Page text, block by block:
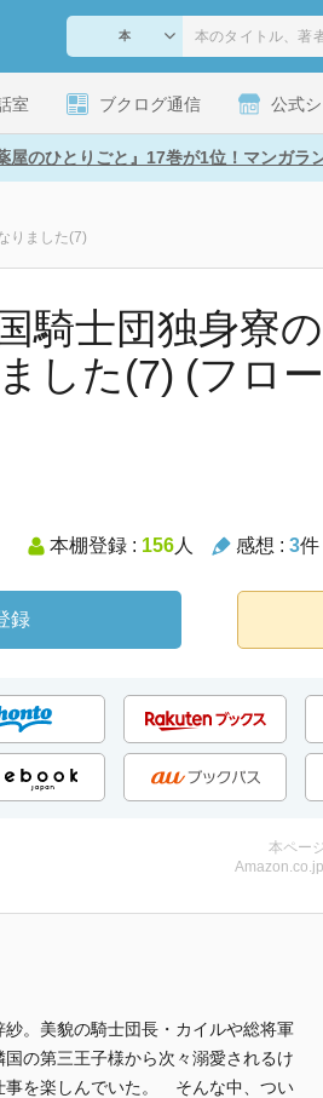
室 ブクログ通信 公式
屋のひとりごと』17巻が1位！マンガラ
りました(7)
騎士団独身寮
した(7) (フロ
本棚登録 : 156人 感想 : 3件
録
本ペー
。美貌の騎士団長・カイルや総将軍
の第三王子様から次々溺愛されるけ
事を楽しんでいた。 そんな中、つい